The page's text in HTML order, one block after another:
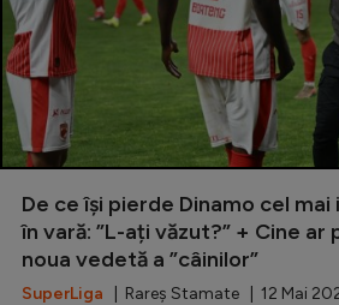
De ce își pierde Dinamo cel
în vară: ”L-ați văzut?” + Cine ar
noua vedetă a ”câinilor”
SuperLiga | Rareș Stamate | 12 Mai